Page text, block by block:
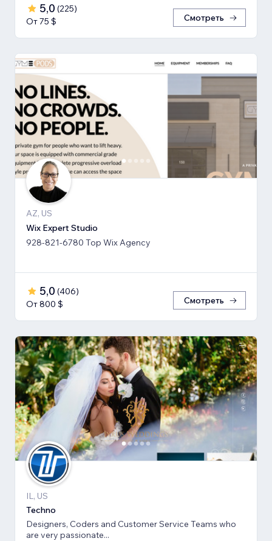
5,0 (225)
От 75 $
Смотреть
AZ, US
Wix Expert Studio
928-821-6780 Top Wix Agency
5,0 (406)
От 800 $
Смотреть
IL, US
Techno
Designers, Coders and Customer Service Teams who
are very passionate...